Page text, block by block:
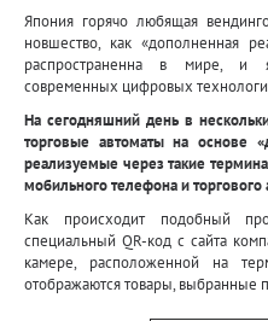
Япония горячо любящая
новшество, как «дополненная
распространенна в мире, и
современных цифровых
На сегодняшний день в
торговые автоматы на основе
реализуемые через такие
мобильного телефона и торгового
Как происходит подобный
специальный QR-код с сайта
камере, расположенной на
отображаются товары, выбранные